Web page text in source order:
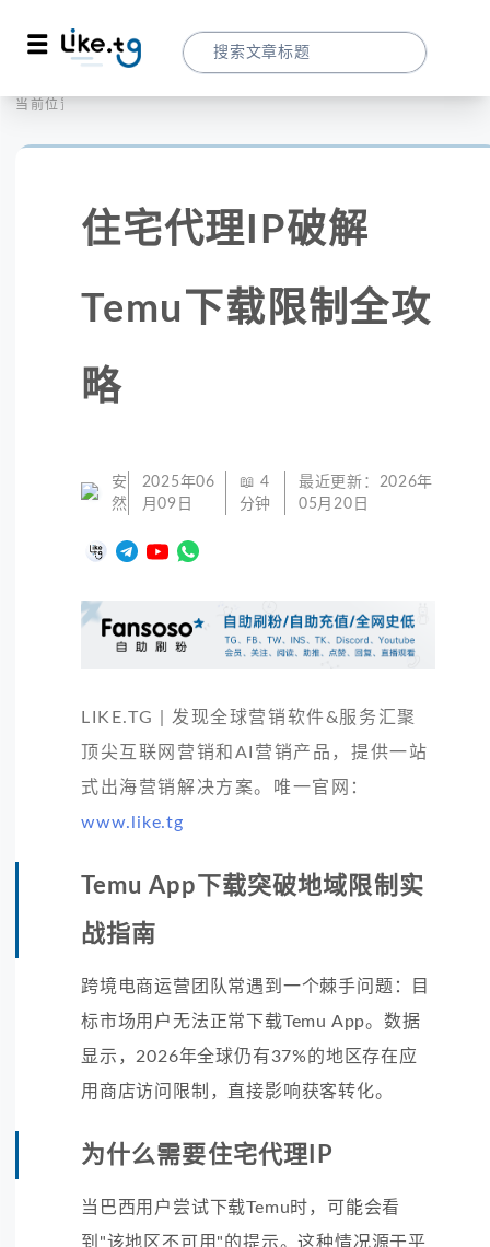
当前位置：
住宅代理IP破解
Temu下载限制全攻
略
安
然
2025年06
月09日
📖 4
分钟
最近更新： 2026年
05月20日
LIKE.TG | 发现全球营销软件&服务汇聚
顶尖互联网营销和AI营销产品，提供一站
式出海营销解决方案。唯一官网：
www.like.tg
Temu App下载突破地域限制实
战指南
跨境电商运营团队常遇到一个棘手问题：目
标市场用户无法正常下载Temu App。数据
显示，2026年全球仍有37%的地区存在应
用商店访问限制，直接影响获客转化。
为什么需要住宅代理IP
当巴西用户尝试下载Temu时，可能会看
到"该地区不可用"的提示。这种情况源于平